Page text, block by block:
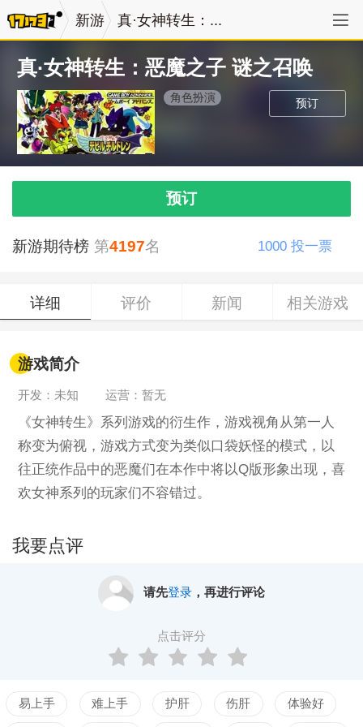
新游 真·女神转生：...
真·女神转生：恶魔之子 谜之召唤
预订
角色扮演
预订
新游期待榜 第4197名 1000 投一票
详细 评价 新闻 相关游戏
游戏简介
开发：未知 运营：暂无
《女神转生》系列游戏的衍生作，游戏视角从第一人
称变为俯视，游戏方式变为类似口袋妖怪的模式，以
往正统作品中的恶魔们在本作中将以Q版形象出现，喜
欢女神系列的玩家们不容错过。
我要点评
请先登录，再进行评论
点击评分
易上手 难上手 护肝 伤肝 体验好